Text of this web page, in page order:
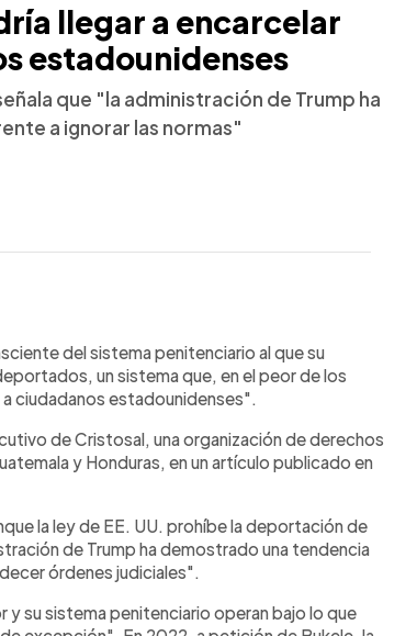
llegar a encarcelar
estadounidenses
que "la administración de Trump ha
a ignorar las normas"
del sistema penitenciario al que su
un sistema que, en el peor de los
ciudadanos estadounidenses".
de Cristosal, una organización de derechos
y Honduras, en un artículo publicado en
la ley de EE. UU. prohíbe la deportación de
de Trump ha demostrado una tendencia
órdenes judiciales".
su sistema penitenciario operan bajo lo que